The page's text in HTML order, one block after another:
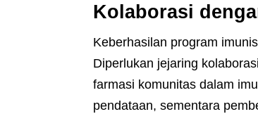
Kolaborasi
Keberhasilan program
Diperlukan jejaring
farmasi komunitas dalam
pendataan, sementara